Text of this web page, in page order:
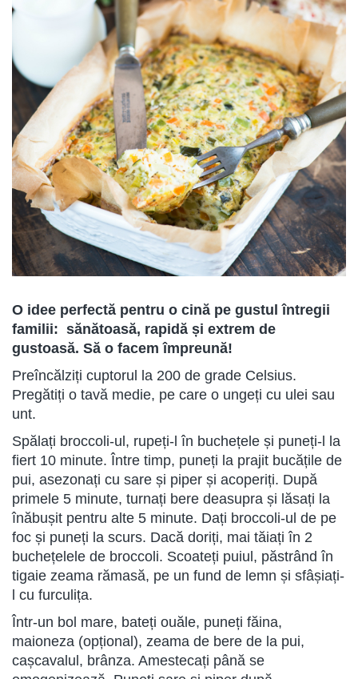
O idee perfectă pentru o cină pe gustul întregii
familii: sănătoasă, rapidă și extrem de
gustoasă. Să o facem împreună!
Preîncălziți cuptorul la 200 de grade Celsius.
Pregătiți o tavă medie, pe care o ungeți cu ulei sau
unt.
Spălați broccoli-ul, rupeți-l în buchețele și puneți-l la
fiert 10 minute. Între timp, puneți la prajit bucățile de
pui, asezonați cu sare și piper și acoperiți. După
primele 5 minute, turnați bere deasupra și lăsați la
înăbușit pentru alte 5 minute. Dați broccoli-ul de pe
foc și puneți la scurs. Dacă doriți, mai tăiați în 2
buchețelele de broccoli. Scoateți puiul, păstrând în
tigaie zeama rămasă, pe un fund de lemn și sfâșiați-
l cu furculița.
Într-un bol mare, bateți ouăle, puneți făina,
maioneza (opțional), zeama de bere de la pui,
cașcavalul, brânza. Amestecați până se